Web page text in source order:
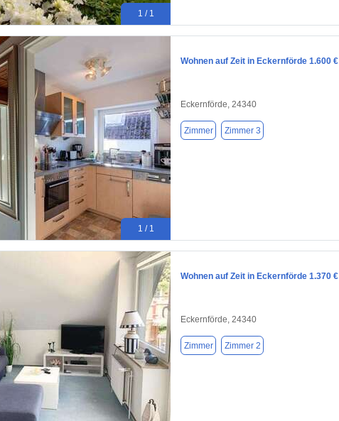
1 / 1
1 / 1
Wohnen auf Zeit in Eckernförde 1.600 €
Eckernförde, 24340
Zimmer Zimmer 3
Wohnen auf Zeit in Eckernförde 1.370 €
Eckernförde, 24340
Zimmer Zimmer 2